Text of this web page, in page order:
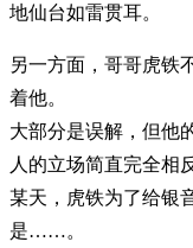
地仙台如雷贯耳。
另一方面，哥哥虎
着他。
大部分是误解，但他
人的立场简直完全相
某天，虎铁为了给银
是……。